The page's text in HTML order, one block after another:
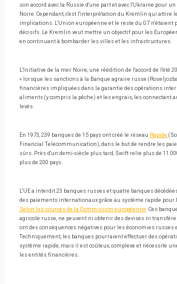
son accord avec la Russie d'une part et avec l'Ukraine pour
Noire. Cependant, c'est l'interprétation du Kremlin qui attire
implications. L'Union européenne et le reste du G7 n'étaient
décisifs. Le Kremlin veut mettre un objectif pour les
en continuant à bombarder les villes et les infrastructures.
L'Initiative de la mer Noire, une réédition de l'accord de l'été
« lorsque les sanctions à la Banque agraire russe
financières impliquées dans la garantie des opérations
aliments (y compris la pêche) et les engrais, les connectant
levés.
En 1973, 239 banques de 15 pays ont créé le réseau Rapide
Financial Telecommunication), dans le but de rendre les
sûrs. Près d'un demi-siècle plus tard, Swift relie plus de 11
plus de 200 pays.
L'UE a interdit 23 banques russes et quatre banques
des paiements internationaux grâce au système rapide
Selon les sources de la Commission européenne. Ces
agricole russe, ne peuvent ni obtenir des devises ni
ont des conséquences négatives pour les économies russes
Techniquement, les banques pourraient effectuer des
système rapide, mais il est coûteux, complexe et nécessite
les entités financières.